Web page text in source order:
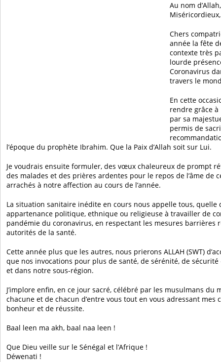
Au nom
Miséricordieux,
Chers
année la fête
contexte très
lourde
Coronavirus
travers le
En cette
rendre grâce à
par sa
permis de
l’époque du prophète Ibrahim. Que la Paix d’Allah soit sur Lui.
Je voudrais ensuite formuler, des vœux chaleureux de prompt
des malades et des prières ardentes pour le repos de l’âme de
arrachés à notre affection au cours de l’année.
La situation sanitaire inédite en cours nous appelle tous, quelle
appartenance politique, ethnique ou religieuse à travailler de
pandémie du coronavirus, en respectant les mesures barrières
autorités de la santé.
Cette année plus que les autres, nous prierons ALLAH (SWT)
que nos invocations pour plus de santé, de sérénité, de
et dans notre sous-région.
J’implore enfin, en ce jour sacré, célébré par les musulmans du
chacune et de chacun d’entre vous tout en vous adressant
bonheur et de réussite.
Baal leen ma akh, baal naa leen !
Que Dieu veille sur le Sénégal et l’Afrique !
Déwenati !